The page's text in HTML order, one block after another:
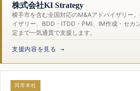
株式会社KI Strategy
横手市を含む全国対応のM&Aアドバイザリー
イザリー、BDD・ITDD・PMI、IM作成・セカ
定まで一気通貫で支援します。
支援内容を見る →
同市本社